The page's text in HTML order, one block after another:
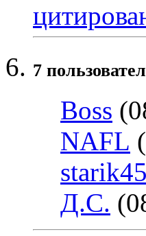
7
Boss
NAFL
starik45
Д.С.